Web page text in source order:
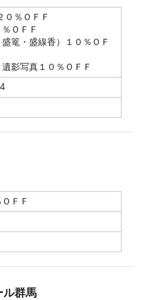
０％ＯＦＦ
ＯＦＦ
篭・盛線香）１０％ＯＦ
影写真１０％ＯＦＦ
ＦＦ
ル群馬